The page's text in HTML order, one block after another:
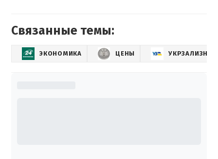
Связанные темы:
ЭКОНОМИКА ЦЕНЫ